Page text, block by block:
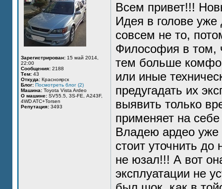
Зарегистрирован: 15 май 2014,
22:00
Сообщения: 2188
Тем: 43
Откуда: Красноярск
Блог: Посмотреть блог (2)
Машина: Toyota Vista Ardeo
О машине: SV55.5, 3S-FE, А243F,
4WD ATC+Torsen
Репутация: 3493
Всем привет!!!
Идея в голове
совсем не то,
Философия в том,
тем больше
или иные
предугадать их
выявить только
применяет на
Владею ардео уже
стоит уточнить
не юзал!!! А вот
эксплуатации не